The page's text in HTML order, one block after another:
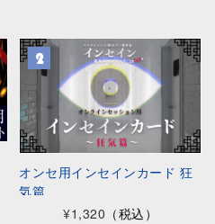
オンセ用インセインカード 狂
気篇
¥1,320 （税込）